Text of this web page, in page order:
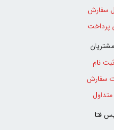
سفارش
پرداخت
نام
سفارش
فتا